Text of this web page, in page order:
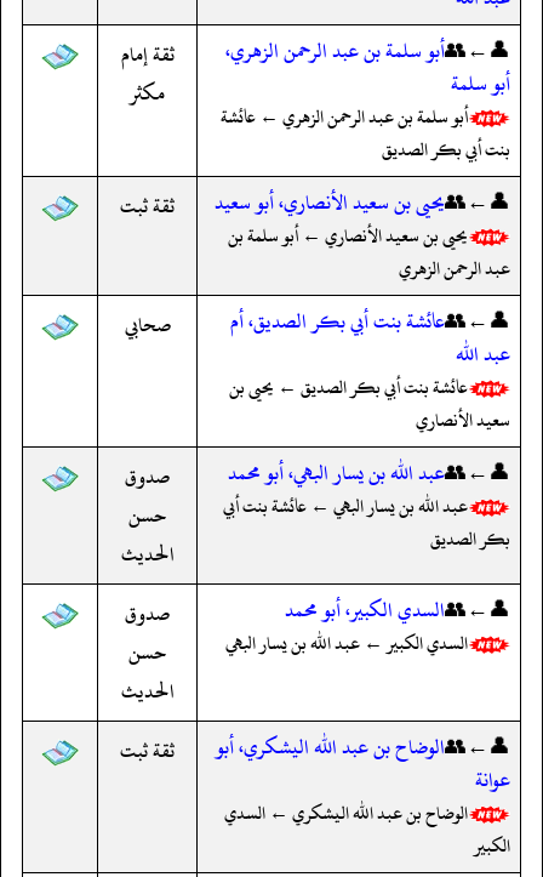
👤←👥أبو سلمة بن عبد الرحمن الزهري،
أبو سلمة
أبو سلمة بن عبد الرحمن الزهري ← عائشة
بنت أبي بكر الصديق
ثقة إمام
مكثر
👤←👥يحيى بن سعيد الأنصاري، أبو سعيد
يحيى بن سعيد الأنصاري ← أبو سلمة بن
عبد الرحمن الزهري
ثقة ثبت
👤←👥عائشة بنت أبي بكر الصديق، أم
عبد الله
عائشة بنت أبي بكر الصديق ← يحيى بن
سعيد الأنصاري
صحابي
👤←👥عبد الله بن يسار البهي، أبو محمد
عبد الله بن يسار البهي ← عائشة بنت أبي
بكر الصديق
صدوق
حسن
الحديث
👤←👥السدي الكبير، أبو محمد
السدي الكبير ← عبد الله بن يسار البهي
صدوق
حسن
الحديث
👤←👥الوضاح بن عبد الله اليشكري، أبو
عوانة
الوضاح بن عبد الله اليشكري ← السدي
الكبير
ثقة ثبت